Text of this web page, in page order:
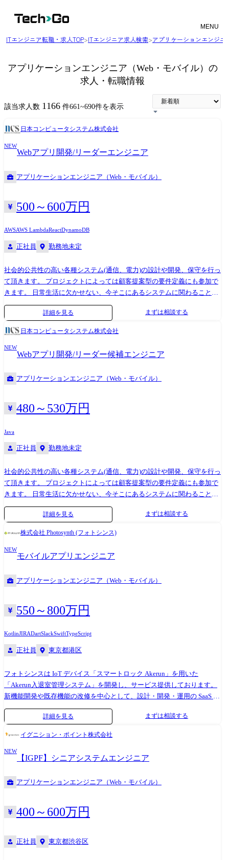
MENU
ITエンジニア転職・求人TOP>ITエンジニア求人検索>アプリケーションエンジニ
アプリケーションエンジニア（Web・モバイル）の
求人・転職情報
該当求人数 1166 件661~690件を表示
日本コンピュータシステム株式会社
NEW
Webアプリ開発/リーダーエンジニア
アプリケーションエンジニア（Web・モバイル）
500～600万円
AWSAWS LambdaReactDynamoDB
正社員 勤務地未定
社会的公共性の高い各種システム(通信、電力)の設計や開発、保守を行っ
て頂きます。 プロジェクトによっては顧客提案型の要件定義にも参加で
きます。 日常生活に欠かせない、今そこにあるシステムに関わることが
できます。 社会貢献の一端を担ってみませんか? 【具体的には】 ・モバ
イル端末契約申込システム開発 ・電力会社向け業務システム開発 ・デジ
タル給与関連システム開発 【部署】 社会インフラソリューション第1部
詳細を見る まずは相談する
日本コンピュータシステム株式会社
NEW
Webアプリ開発/リーダー候補エンジニア
アプリケーションエンジニア（Web・モバイル）
480～530万円
Java
正社員 勤務地未定
社会的公共性の高い各種システム(通信、電力)の設計や開発、保守を行っ
て頂きます。 プロジェクトによっては顧客提案型の要件定義にも参加で
きます。 日常生活に欠かせない、今そこにあるシステムに関わることが
できます。 社会貢献の一端を担ってみませんか? 【具体的には】 ・モバ
イル端末契約申込システム開発 ・電力会社向け業務システム開発 ・デジ
タル給与関連システム開発 【部署】 社会インフラソリューション第1部
詳細を見る まずは相談する
株式会社 Photosynth (フォトシンス)
NEW
モバイルアプリエンジニア
アプリケーションエンジニア（Web・モバイル）
550～800万円
KotlinJIRADartSlackSwiftTypeScript
正社員 東京都港区
フォトシンスは IoT デバイス「スマートロック Akerun」を用いた
「Akerun入退室管理システム」を開発し、サービス提供しております。
新機能開発や既存機能の改修を中心として、設計・開発・運用の SaaS プ
ロダクト開発に必要な開発フェーズ全てに携わっていただきます。 フォ
トシンスのさらなる事業発展のために、以下のような業務に従事してい
スにおける連携サービスの開発 最新技術の導入や新しいアーキテクチャ
設計を行えるチャンスがあります。 パフォーマンス、セキュリティを意
識したプラットフォーム作りや、新しいことにチャレンジしたい方は大
歓迎です。 ●技術スタック Android ・開発言語:Kotlin、Java ・フレーム
Retrofit ・アーキテクチャ:Clean Architecture、MVVM(一部Jetpack
Compose) ・開発環境:Android Studio iOS ・開発言語:Swift, Objective-c ・
テクチャ:Clean Architecture、MVVM ・開発環境:Xcode Flutter ・開発言
詳細を見る まずは相談する
イグニション・ポイント株式会社
NEW
【IGPF】シニアシステムエンジニア
アプリケーションエンジニア（Web・モバイル）
400～600万円
正社員 東京都渋谷区